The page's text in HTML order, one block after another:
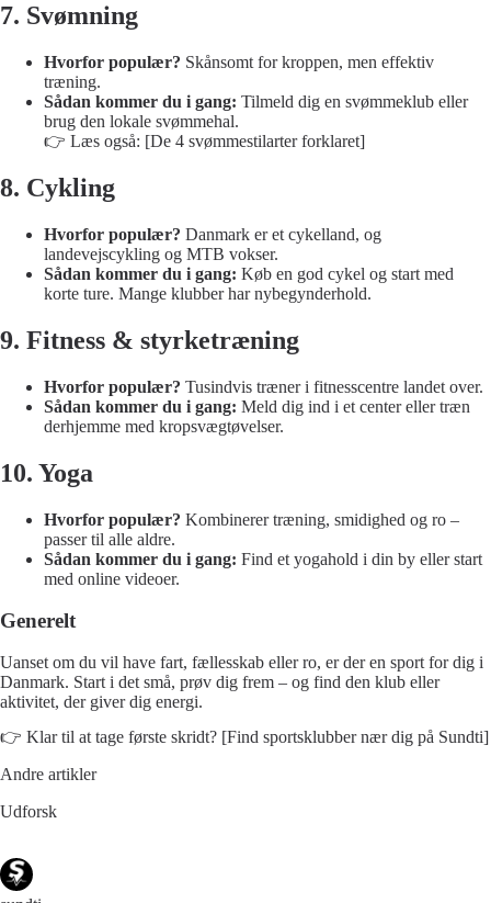
7. Svømning
Hvorfor populær? Skånsomt for kroppen, men effektiv
træning.
Sådan kommer du i gang: Tilmeld dig en svømmeklub eller
brug den lokale svømmehal.
👉 Læs også: [De 4 svømmestilarter forklaret]
8. Cykling
Hvorfor populær? Danmark er et cykelland, og
landevejscykling og MTB vokser.
Sådan kommer du i gang: Køb en god cykel og start med
korte ture. Mange klubber har nybegynderhold.
9. Fitness & styrketræning
Hvorfor populær? Tusindvis træner i fitnesscentre landet over.
Sådan kommer du i gang: Meld dig ind i et center eller træn
derhjemme med kropsvægtøvelser.
10. Yoga
Hvorfor populær? Kombinerer træning, smidighed og ro –
passer til alle aldre.
Sådan kommer du i gang: Find et yogahold i din by eller start
med online videoer.
Generelt
Uanset om du vil have fart, fællesskab eller ro, er der en sport for dig i
Danmark. Start i det små, prøv dig frem – og find den klub eller
aktivitet, der giver dig energi.
👉 Klar til at tage første skridt? [Find sportsklubber nær dig på Sundti]
Andre artikler
Udforsk